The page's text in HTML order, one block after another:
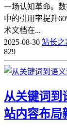
一场认知革命。
中的引用率提升
术文档在...
2025-08-30 站长之
829
从关键词到
站内容布局